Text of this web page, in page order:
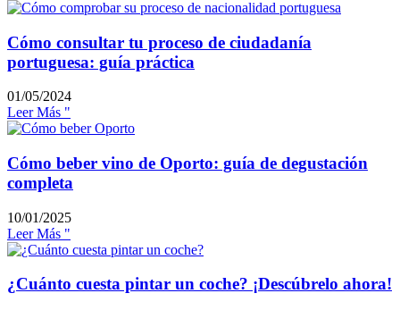
Cómo consultar tu proceso de ciudadanía
portuguesa: guía práctica
01/05/2024
Leer Más "
Cómo beber vino de Oporto: guía de degustación
completa
10/01/2025
Leer Más "
¿Cuánto cuesta pintar un coche? ¡Descúbrelo ahora!